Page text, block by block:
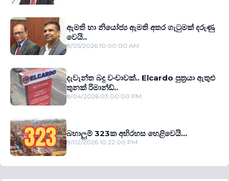
ඇමති හා නියෝජ්‍ය ඇමති අතර ගැටුමක් දරුණු
වෙයි..
8/05/2026 10:00:00 AM
දැවැන්ත බදු වංචාවක්.. Elcardo පුත‍්‍රයා ඇතුළු
තුනක් රිමාන්ඩ්..
8/04/2026 03:00:00 PM
බහාලුම් 323ක අභිරහස හෙළිවෙයි...
8/02/2026 10:22:00 PM